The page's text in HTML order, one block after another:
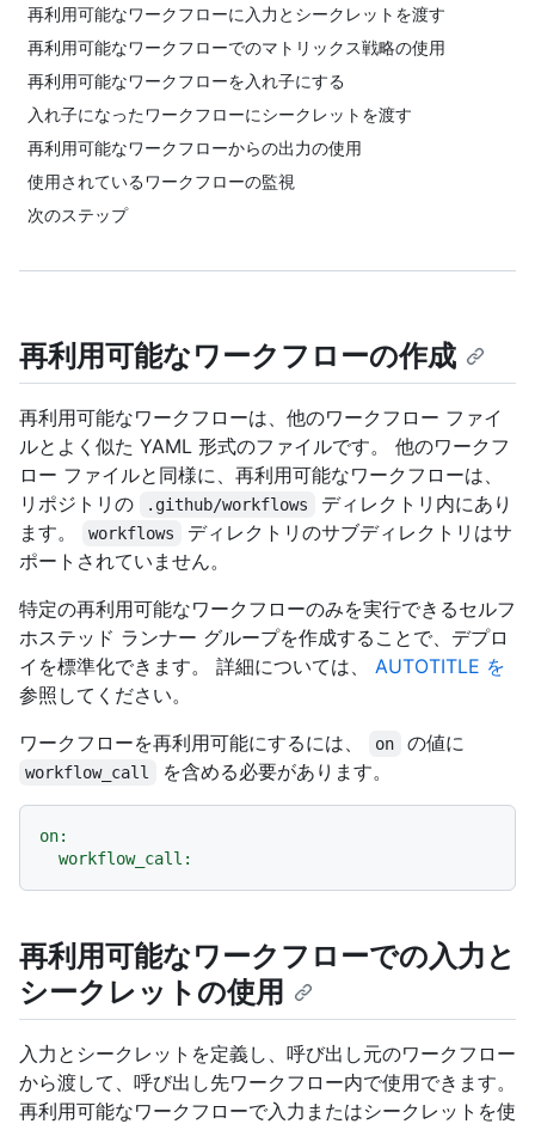
再利用可能なワークフローに入力とシークレットを渡す
再利用可能なワークフローでのマトリックス戦略の使用
再利用可能なワークフローを入れ子にする
入れ子になったワークフローにシークレットを渡す
再利用可能なワークフローからの出力の使用
使用されているワークフローの監視
次のステップ
再利用可能なワークフローの作成
再利用可能なワークフローは、他のワークフロー ファイ
ルとよく似た YAML 形式のファイルです。 他のワークフ
ロー ファイルと同様に、再利用可能なワークフローは、
リポジトリの
.github/workflows
ディレクトリ内にあり
ます。
workflows
ディレクトリのサブディレクトリはサ
ポートされていません。
特定の再利用可能なワークフローのみを実行できるセルフ
ホステッド ランナー グループを作成することで、デプロ
イを標準化できます。 詳細については、 AUTOTITLE を
参照してください。
ワークフローを再利用可能にするには、
on の値に
workflow_call を含める必要があります。
on:
workflow_call:
再利用可能なワークフローでの入力と
シークレットの使用
入力とシークレットを定義し、呼び出し元のワークフロー
から渡して、呼び出し先ワークフロー内で使用できます。
再利用可能なワークフローで入力またはシークレットを使